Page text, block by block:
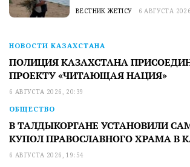
ВЕСТНИК ЖЕТІСУ 6 АВГУСТА
НОВОСТИ КАЗАХСТАНА
ПОЛИЦИЯ КАЗАХСТАНА
ПРОЕКТУ «ЧИТАЮЩАЯ НАЦИЯ»
6 АВГУСТА 2026, 20:39
ОБЩЕСТВО
В ТАЛДЫКОРГАНЕ УСТАНОВИЛИ
КУПОЛ ПРАВОСЛАВНОГО ХРАМА В
6 АВГУСТА 2026, 19:54